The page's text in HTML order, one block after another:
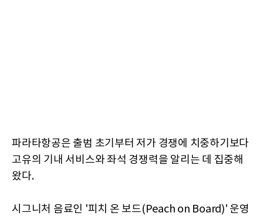
파라타항공은 출범 초기부터 저가 경쟁에 치중하기보다
고유의 기내 서비스와 좌석 경쟁력을 알리는 데 집중해
왔다.
시그니처 음료인 '피치 온 보드(Peach on Board)' 운영